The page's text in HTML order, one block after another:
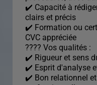
✔️ Capacité à
clairs et précis
✔️ Formation ou
CVC appréciée
???? Vos qualités :
✔️ Rigueur et sens
✔️ Esprit d'analyse
✔️ Bon relationnel